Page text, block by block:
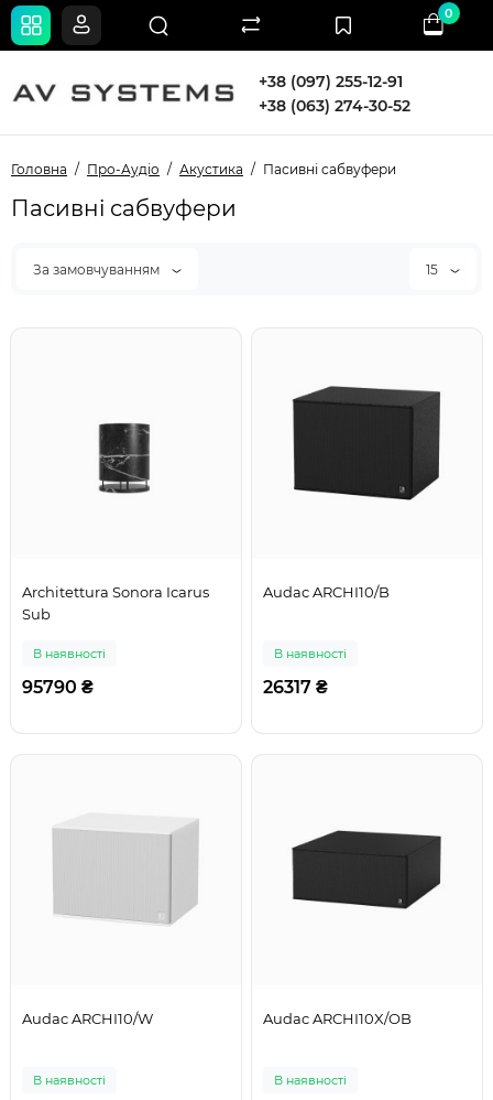
+38 (097) 255-12-91
+38 (063) 274-30-52
0
Головна Про-Аудіо Акустика Пасивні сабвуфери
Пасивні сабвуфери
За замовчуванням 15
Architettura Sonora Icarus
Sub
В наявності
95790 ₴
Audac ARCHI10/B
В наявності
26317 ₴
Audac ARCHI10/W
В наявності
Audac ARCHI10X/OB
В наявності